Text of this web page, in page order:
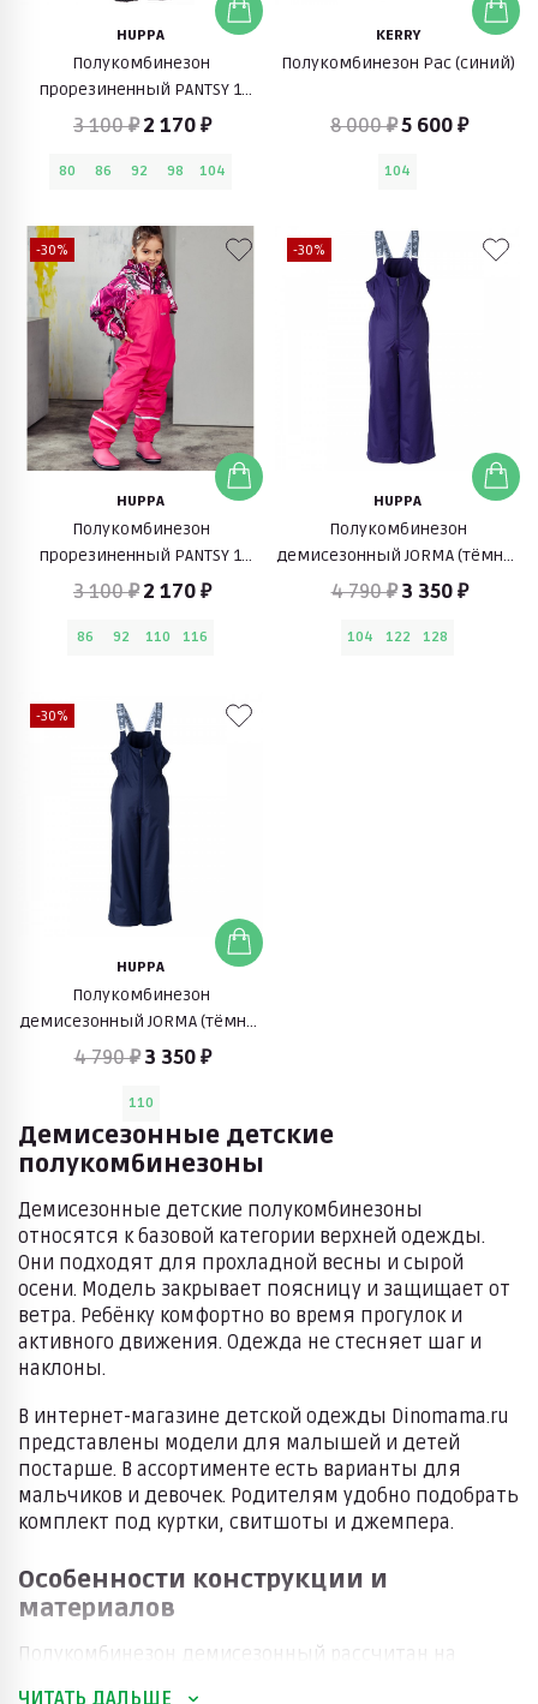
HUPPA
Полукомбинезон
прорезиненный PANTSY 1
(темно-серый)
3 100 ₽ 2 170 ₽
80 86 92 98 104
KERRY
Полукомбинезон Pac (синий)
8 000 ₽5 600 ₽
104
-30%
HUPPA
Полукомбинезон
прорезиненный PANTSY 1
(розовый)
3 100 ₽ 2 170 ₽
86 92 110 116
-30%
HUPPA
Полукомбинезон
демисезонный JORMA (тёмно-
лилoвый)
4 790 ₽3 350 ₽
104 122 128
-30%
HUPPA
Полукомбинезон
демисезонный JORMA (тёмно-
синий)
4 790 ₽3 350 ₽
110
Демисезонные детские
полукомбинезоны
Демисезонные детские полукомбинезоны
относятся к базовой категории верхней одежды.
Они подходят для прохладной весны и сырой
осени. Модель закрывает поясницу и защищает от
ветра. Ребёнку комфортно во время прогулок и
активного движения. Одежда не стесняет шаг и
наклоны.
В интернет-магазине детской одежды Dinomama.ru
представлены модели для малышей и детей
постарше. В ассортименте есть варианты для
мальчиков и девочек. Родителям удобно подобрать
комплект под куртки, свитшоты и джемпера.
Особенности конструкции и
материалов
Полукомбинезон демисезонный рассчитан на
ЧИТАТЬ ДАЛЬШЕ